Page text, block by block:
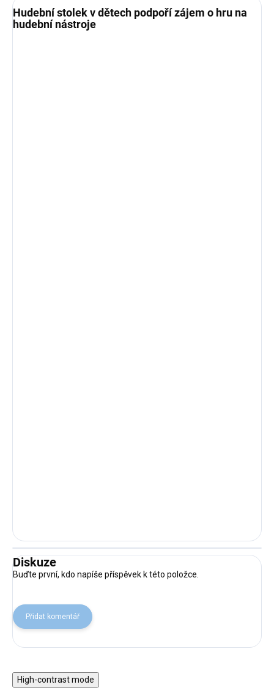
Hudební stolek v dětech podpoří zájem o hru na
hudební nástroje
Diskuze
Buďte první, kdo napíše příspěvek k této položce.
Přidat komentář
High-contrast mode